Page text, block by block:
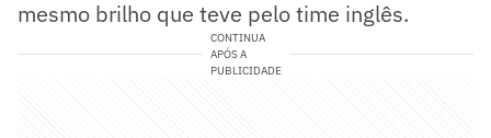
mesmo brilho que teve pelo time inglês.
CONTINUA
APÓS A
PUBLICIDADE